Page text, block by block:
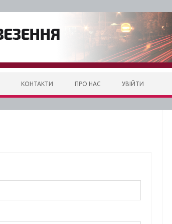
КОНТАКТИ ПРО НАС УВІЙТИ